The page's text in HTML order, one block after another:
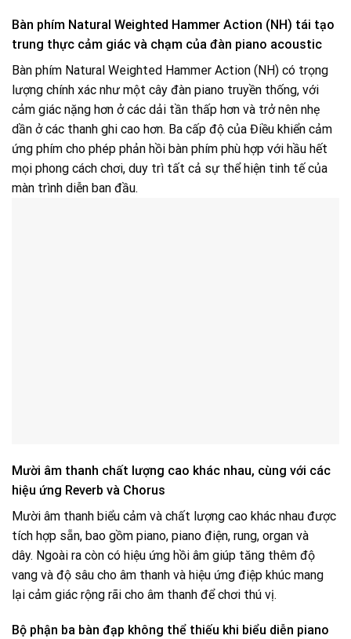
Bàn phím Natural Weighted Hammer Action (NH) tái tạo
trung thực cảm giác và chạm của đàn piano acoustic
Bàn phím Natural Weighted Hammer Action (NH) có trọng
lượng chính xác như một cây đàn piano truyền thống, với
cảm giác nặng hơn ở các dải tần thấp hơn và trở nên nhẹ
dần ở các thanh ghi cao hơn. Ba cấp độ của Điều khiển cảm
ứng phím cho phép phản hồi bàn phím phù hợp với hầu hết
mọi phong cách chơi, duy trì tất cả sự thể hiện tinh tế của
màn trình diễn ban đầu.
Mười âm thanh chất lượng cao khác nhau, cùng với các
hiệu ứng Reverb và Chorus
Mười âm thanh biểu cảm và chất lượng cao khác nhau được
tích hợp sẵn, bao gồm piano, piano điện, rung, organ và
dây. Ngoài ra còn có hiệu ứng hồi âm giúp tăng thêm độ
vang và độ sâu cho âm thanh và hiệu ứng điệp khúc mang
lại cảm giác rộng rãi cho âm thanh để chơi thú vị.
Bộ phận ba bàn đạp không thể thiếu khi biểu diễn piano